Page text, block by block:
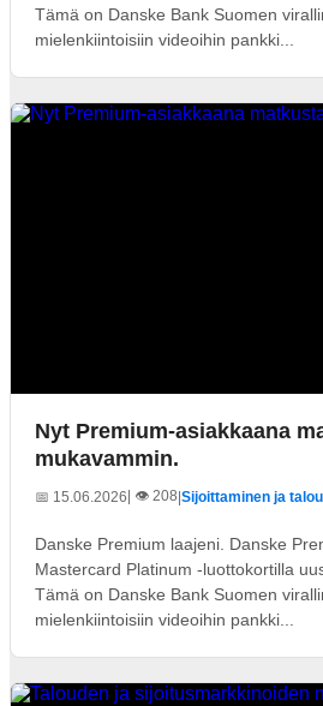
Tämä on Danske Bank Suomen
mielenkiintoisiin videoihin pankki...
Nyt Premium-asiakkaana
mukavammin.
📅 15.06.2026| 👁️ 208 Sijoittaminen ja
Danske Premium laajeni. Danske
Mastercard Platinum -luottokortilla
Tämä on Danske Bank Suomen
mielenkiintoisiin videoihin pankki...